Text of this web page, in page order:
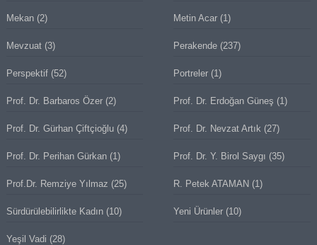
Mekan(2) Metin Acar (1)
Mevzuat(3) Perakende (237)
Perspektif(52) Portreler (1)
Prof. Dr. Barbaros Özer(2) Prof. Dr. Erdoğan Güneş (1)
Prof. Dr. Gürhan Çiftçioğlu(4) Prof. Dr. Nevzat Artık (27)
Prof. Dr. Perihan Gürkan(1) Prof. Dr. Y. Birol Saygı (35)
Prof.Dr. Remziye Yılmaz (25) R. Petek ATAMAN (1)
Sürdürülebilirlikte Kadın(10) Yeni Ürünler (10)
Yeşil Vadi (28)